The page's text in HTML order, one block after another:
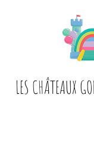
LES CHÂTEAUX
LES CHÂTEAUX